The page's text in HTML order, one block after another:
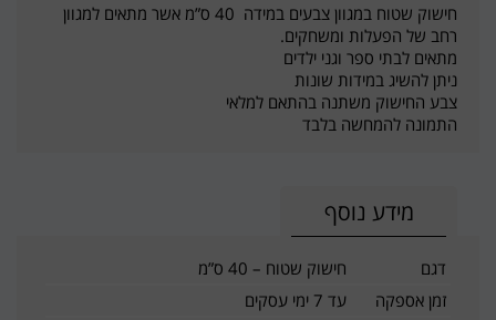
חישוק שטוח במגוון צבעים במידה 40 ס”מ אשר מתאים למגוון
רחב של הפעלות ומשחקים.
מתאים לבתי ספר וגני ילדים
ניתן להשיג במידות שונות
צבע החישוק משתנה בהתאם למלאי
התמונה להמחשה בלבד
מידע נוסף
דגם
חישוק שטוח – 40 ס”מ
זמן אספקה
עד 7 ימי עסקים